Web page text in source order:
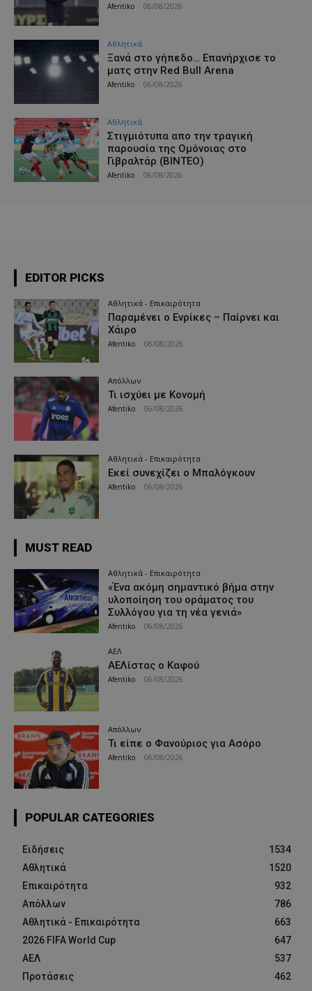
Afentiko 06/08/2026
Αθλητικά
Ξανά στο γήπεδο… Επανήρχισε το
ματς στην Red Bull Arena
Afentiko 06/08/2026
Αθλητικά
Στιγμιότυπα απο την τραγική
παρουσία της Ομόνοιας στο
Γιβραλτάρ (ΒΙΝΤΕΟ)
Afentiko 06/08/2026
EDITOR PICKS
Αθλητικά - Επικαιρότητα
Παραμένει ο Ενρίκες – Παίρνει και
Χάιρο
Afentiko 06/08/2026
Απόλλων
Τι ισχύει με Κονομή
Afentiko 06/08/2026
Αθλητικά - Επικαιρότητα
Εκεί συνεχίζει ο Μπαλόγκουν
Afentiko 06/08/2026
MUST READ
Αθλητικά - Επικαιρότητα
«Ένα ακόμη σημαντικό βήμα στην
υλοποίηση του οράματος του
Συλλόγου για τη νέα γενιά»
Afentiko 06/08/2026
ΑΕΛ
ΑΕΛίστας ο Καφού
Afentiko 06/08/2026
Απόλλων
Τι είπε ο Φανούριος για Ασόρο
Afentiko 06/08/2026
POPULAR CATEGORIES
Ειδήσεις
1534
Αθλητικά
1520
Επικαιρότητα
932
Απόλλων
786
Αθλητικά - Επικαιρότητα
663
2026 FIFA World Cup
647
ΑΕΛ
537
Προτάσεις
462